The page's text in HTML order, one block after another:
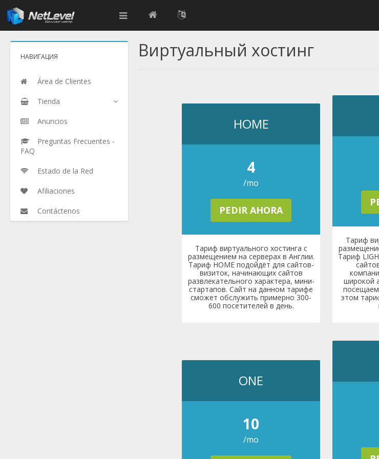
НАВИГАЦИЯ
Área de Clientes
Tienda
Anuncios
Preguntas Frecuentes -
FAQ
Estado de la Red
Afiliaciones
Contáctenos
Виртуальный хостинг
HOME
4
/mo
PEDIR AHORA
Тариф виртуального хостинга с
размещением на серверах в Англии.
Тариф HOME подойдёт для сайтов-
визиток, начинающих сайтов
развлекательного характера, мини-
стартапов. Сайт на данном тарифе
сможет обслужить примерно 300-
600 посетителей в день.
Тариф
Тариф
широкой
этом
ONE
10
/mo